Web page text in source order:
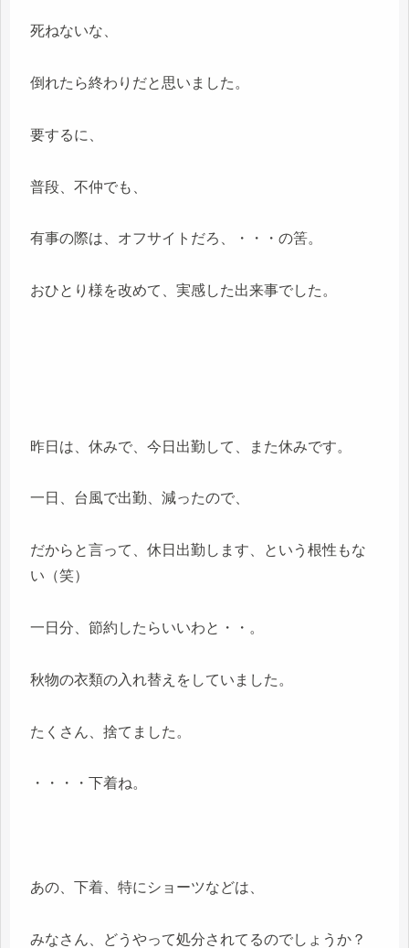
死ねないな、
倒れたら終わりだと思いました。
要するに、
普段、不仲でも、
有事の際は、オフサイトだろ、・・・の筈。
おひとり様を改めて、実感した出来事でした。
昨日は、休みで、今日出勤して、また休みです。
一日、台風で出勤、減ったので、
だからと言って、休日出勤します、という根性もな
い（笑）
一日分、節約したらいいわと・・。
秋物の衣類の入れ替えをしていました。
たくさん、捨てました。
・・・・下着ね。
あの、下着、特にショーツなどは、
みなさん、どうやって処分されてるのでしょうか？